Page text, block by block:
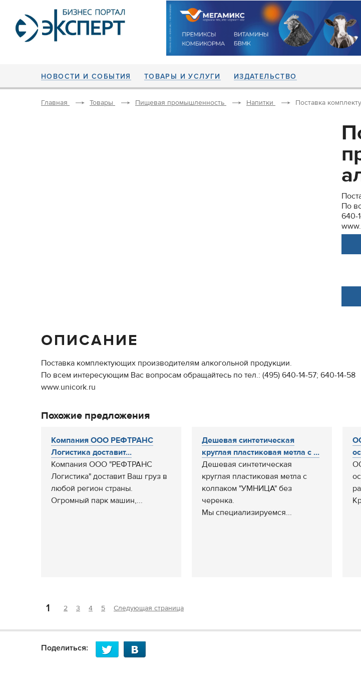
НОВОСТИ И СОБЫТИЯ ТОВАРЫ И УСЛУГИ ИЗДАТЕЛЬСТВО
Главная Товары Пищевая промышленность Напитки Поставка
По
640-
ОПИСАНИЕ
Поставка комплектующих производителям алкогольной продукции.
По всем интересующим Вас вопросам обращайтесь по тел.: (495) 640-14-57; 640-14-58
www.unicork.ru
Похожие предложения
Компания ООО РЕФТРАНС
Логистика доставит...
Компания ООО "РЕФТРАНС
Логистика" доставит Ваш груз в
любой регион страны.
Огромный парк машин,...
Дешевая синтетическая
круглая пластиковая метла с ...
Дешевая синтетическая
круглая пластиковая метла с
колпаком "УМНИЦА" без
черенка.
Мы специализируемся...
1 2 3 4 5 Следующая страница
Поделиться: